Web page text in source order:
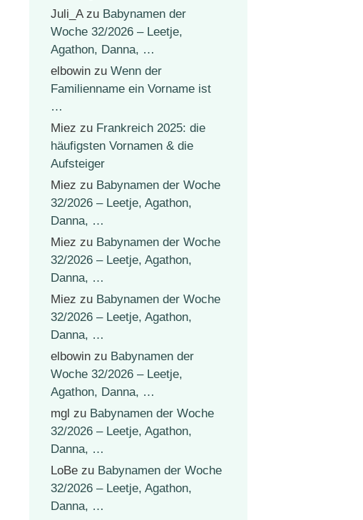
Juli_Azu Babynamen der
Woche 32/2026 – Leetje,
Agathon, Danna, …
elbowin zu Wenn der
Familienname ein Vorname ist
…
Miez zu Frankreich 2025: die
häufigsten Vornamen & die
Aufsteiger
Miez zu Babynamen der Woche
32/2026 – Leetje, Agathon,
Danna, …
Miez zu Babynamen der Woche
32/2026 – Leetje, Agathon,
Danna, …
Miez zu Babynamen der Woche
32/2026 – Leetje, Agathon,
Danna, …
elbowin zu Babynamen der
Woche 32/2026 – Leetje,
Agathon, Danna, …
mgl zu Babynamen der Woche
32/2026 – Leetje, Agathon,
Danna, …
LoBe zu Babynamen der Woche
32/2026 – Leetje, Agathon,
Danna, …